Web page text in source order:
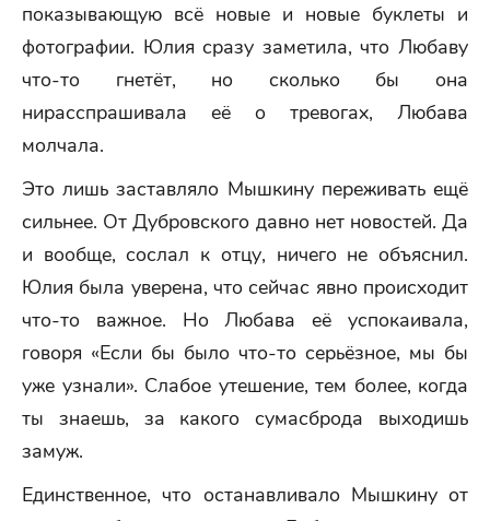
показывающую всё новые и новые буклеты и
фотографии. Юлия сразу заметила, что Любаву
что-то гнетёт, но сколько бы она
нирасспрашивала её о тревогах, Любава
молчала.
Это лишь заставляло Мышкину переживать ещё
сильнее. От Дубровского давно нет новостей. Да
и вообще, сослал к отцу, ничего не объяснил.
Юлия была уверена, что сейчас явно происходит
что-то важное. Но Любава её успокаивала,
говоря «Если бы было что-то серьёзное, мы бы
уже узнали». Слабое утешение, тем более, когда
ты знаешь, за какого сумасброда выходишь
замуж.
Единственное, что останавливало Мышкину от